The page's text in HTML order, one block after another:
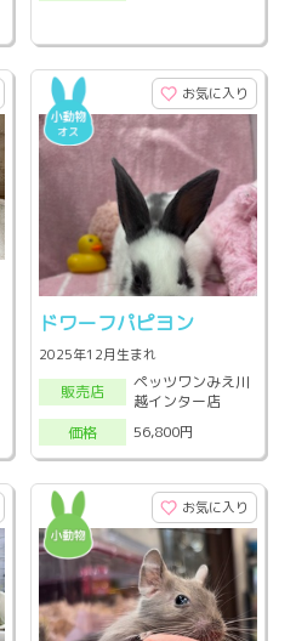
お気に入り
ドワーフパピヨン
2025年12月生まれ
販売店
ペッツワンみえ川
越インター店
価格
56,800円
お気に入り